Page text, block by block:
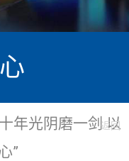
年光阴磨一剑 以
”
返回